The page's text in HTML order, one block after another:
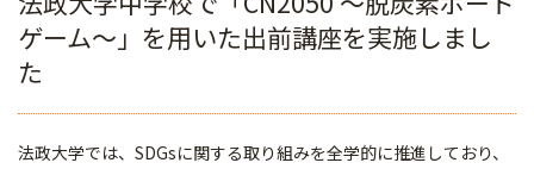
ゲーム～」を用いた出前講座を実施しまし
た
法政大学では、 SDGsに関する取り組みを全学的に推進しており、